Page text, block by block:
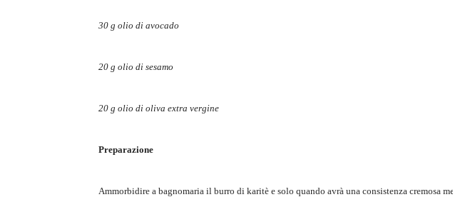
30 g olio di avocado
20 g olio di sesamo
20 g olio di oliva extra vergine
Preparazione
Ammorbidire a bagnomaria il burro di karitè e solo quando avrà una consistenza cremosa